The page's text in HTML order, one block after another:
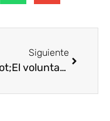
Siguiente
&quot;El voluntariado tiene un gran impacto estratégico en la gestión de personas&quot;